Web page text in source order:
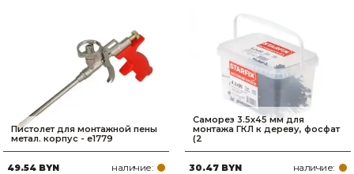
Пистолет для монтажной пены
метал. корпус - e1779
49.54 BYN наличие:
Саморез 3.5х45 мм для
монтажа ГКЛ к дереву, фосфат
(2
30.47 BYN наличие: